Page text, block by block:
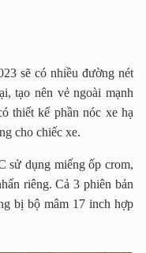
sẽ có nhiều đường nét
tạo nên vẻ ngoài mạnh
thiết kế phần nóc xe hạ
cho chiếc xe.
sử dụng miếng ốp crom,
riêng. Cả 3 phiên bản
bị bộ mâm 17 inch hợp